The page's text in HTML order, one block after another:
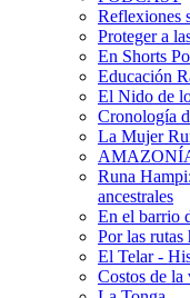
Reflexiones
Proteger a
En Shorts
Educación
El Nido de
Cronología
La Mujer
Runa
ancestrales
En el barrio
Por las rutas
El Telar -
Costos de la